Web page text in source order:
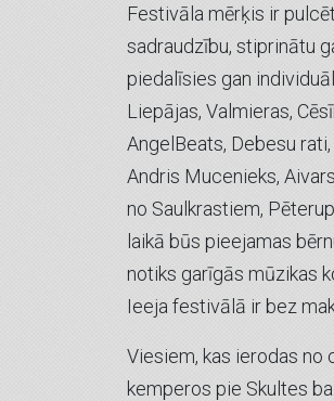
Festivāla mērķis ir
sadraudzību, stiprinātu
piedalīsies gan
Liepājas, Valmieras,
AngelBeats, Debesu
Andris Mucenieks,
no Saulkrastiem,
laikā būs pieejamas
notiks garīgās mūzikas
Ieeja festivālā ir bez
Viesiem, kas ierodas
kemperos pie Skultes